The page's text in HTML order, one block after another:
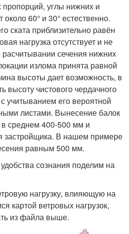
пропорций, углы нижних и
около 60° и 30° естественно.
ската приблизительно равён
нагрузка отсутствует и не
сечения нижних
излома принята равной
высоты дает возможность, в
высоту чистового чердачного
учитыванием его вероятной
листами. Вынесение балок
среднем 400-500 мм и
застройщика. В нашем примере
равным 500 мм.
сознания поделим на
нагрузку, влияющую на
картой ветровых нагрузок,
из файла выше.